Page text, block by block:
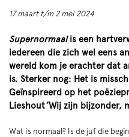
17 maart t/m 2 mei 2024
Supernormaalis een
iedereen die zich wel eens
wereld kom je erachter dat
is. Sterker nog: Het is
Geïnspireerd op het
Lieshout ’Wij zijn bijzonder,
Wat is normaal? Is de juf die